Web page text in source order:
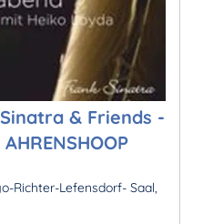
& Friends -
Richter-Lefensdorf- Saal,